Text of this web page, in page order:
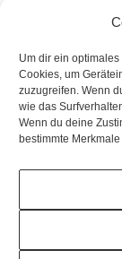
Um dir ein
Cookies, um
zuzugreifen. Wenn
wie das
Wenn du deine
bestimmte